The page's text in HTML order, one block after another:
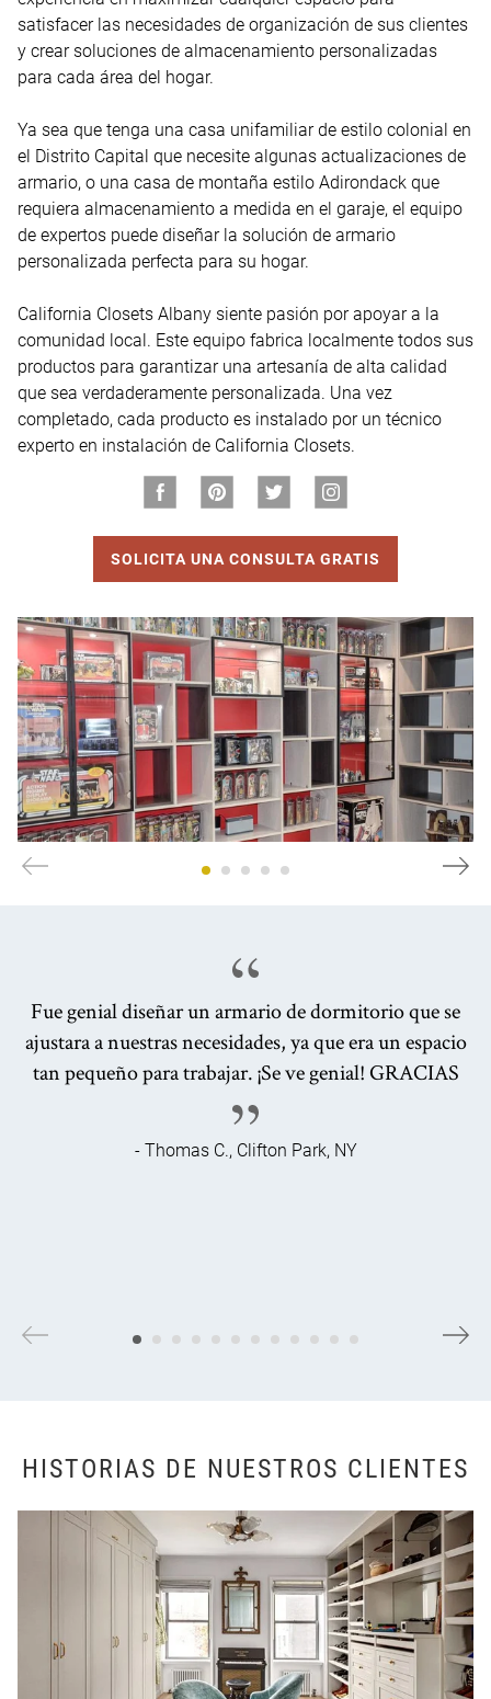
satisfacer las necesidades de organización de sus clientes
y crear soluciones de almacenamiento personalizadas
para cada área del hogar.
Ya sea que tenga una casa unifamiliar de estilo colonial en
el Distrito Capital que necesite algunas actualizaciones de
armario, o una casa de montaña estilo Adirondack que
requiera almacenamiento a medida en el garaje, el equipo
de expertos puede diseñar la solución de armario
personalizada perfecta para su hogar.
California Closets Albany siente pasión por apoyar a la
comunidad local. Este equipo fabrica localmente todos sus
productos para garantizar una artesanía de alta calidad
que sea verdaderamente personalizada. Una vez
completado, cada producto es instalado por un técnico
experto en instalación de California Closets.
SOLICITA UNA CONSULTA GRATIS
Fue genial diseñar un armario de dormitorio que se
ajustara a nuestras necesidades, ya que era un espacio
tan pequeño para trabajar. ¡Se ve genial! GRACIAS
- Thomas C., Clifton Park, NY
HISTORIAS DE NUESTROS CLIENTES